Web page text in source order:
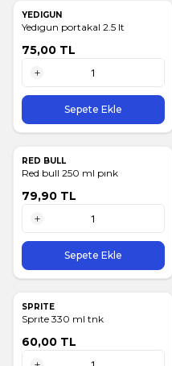
YEDIGUN
Yedıgun portakal 2.5 lt
75,00 TL
1 Adet
Sepete Ekle
RED BULL
Red bull 250 ml pınk
79,90 TL
1 Adet
Sepete Ekle
SPRITE
Sprıte 330 ml tnk
60,00 TL